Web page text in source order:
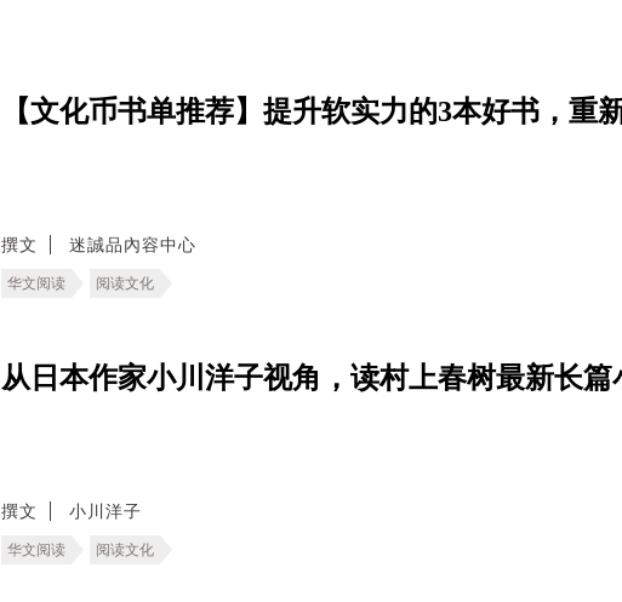
【文化币书单推荐】提升软实力的3本好书，重
撰文 迷誠品內容中心
华文阅读 阅读文化
从日本作家小川洋子视角，读村上春树最新长篇
撰文 小川洋子
华文阅读 阅读文化